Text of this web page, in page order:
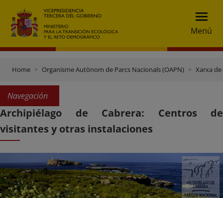
Menú
Home Organisme Autònom de Parcs Nacionals (OAPN) Xarxa
Navegación
Archipiélago de Cabrera: Centros de
visitantes y otras instalaciones